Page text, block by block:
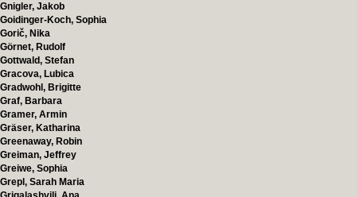
Gnigler, Jakob
Goidinger-Koch, Sophia
Gorič, Nika
Görnet, Rudolf
Gottwald, Stefan
Gracova, Lubica
Gradwohl, Brigitte
Graf, Barbara
Gramer, Armin
Gräser, Katharina
Greenaway, Robin
Greiman, Jeffrey
Greiwe, Sophia
Grepl, Sarah Maria